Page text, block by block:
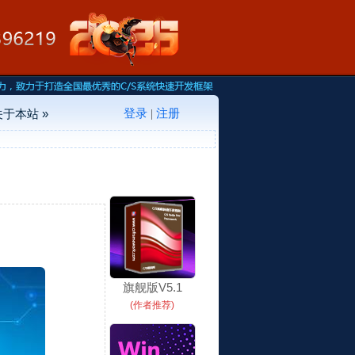
于本站 » 登录| 注册
旗舰版V5.1
(作者推荐)